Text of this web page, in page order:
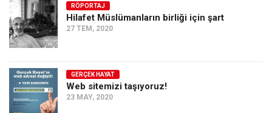
RÖPORTAJ
Hilafet Müslümanların birliği için şart
27 TEM, 2020
GERÇEK HAYAT
Web sitemizi taşıyoruz!
23 MAY, 2020